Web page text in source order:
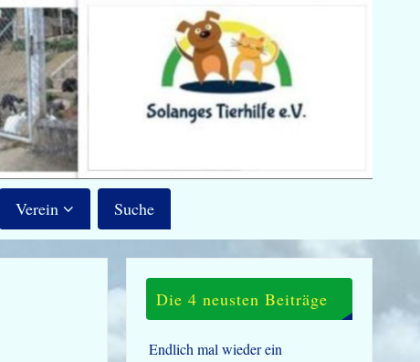
Verein Suche
Die 4 neusten Beiträge
Endlich mal wieder ein